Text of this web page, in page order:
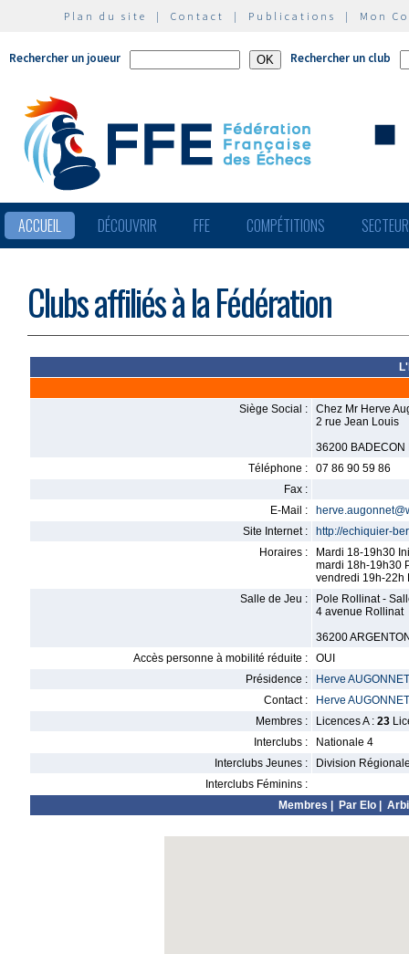
Plan du site | Contact | Publications | Mon
Rechercher un joueur Rechercher un club
ACCUEIL DÉCOUVRIR FFE COMPÉTITIONS
Clubs affiliés à la Fédération
Siège Social :
Chez Mr Herve
2 rue Jean Louis
36200 BADECON
Téléphone :
07 86 90 59 86
Fax :
E-Mail :
Site Internet :
http://echiquier-
Horaires :
Mardi 18-19h30
mardi 18h-19h30
vendredi 19h-22h
Salle de Jeu :
Pole Rollinat -
4 avenue Rollinat
36200
Accès personne à mobilité réduite :
OUI
Présidence :
Herve AUGONNET
Contact :
Herve AUGONNET
Membres :
Licences A : 23
Interclubs :
Nationale 4
Interclubs Jeunes :
Division
Interclubs Féminins :
Membres
Par Elo